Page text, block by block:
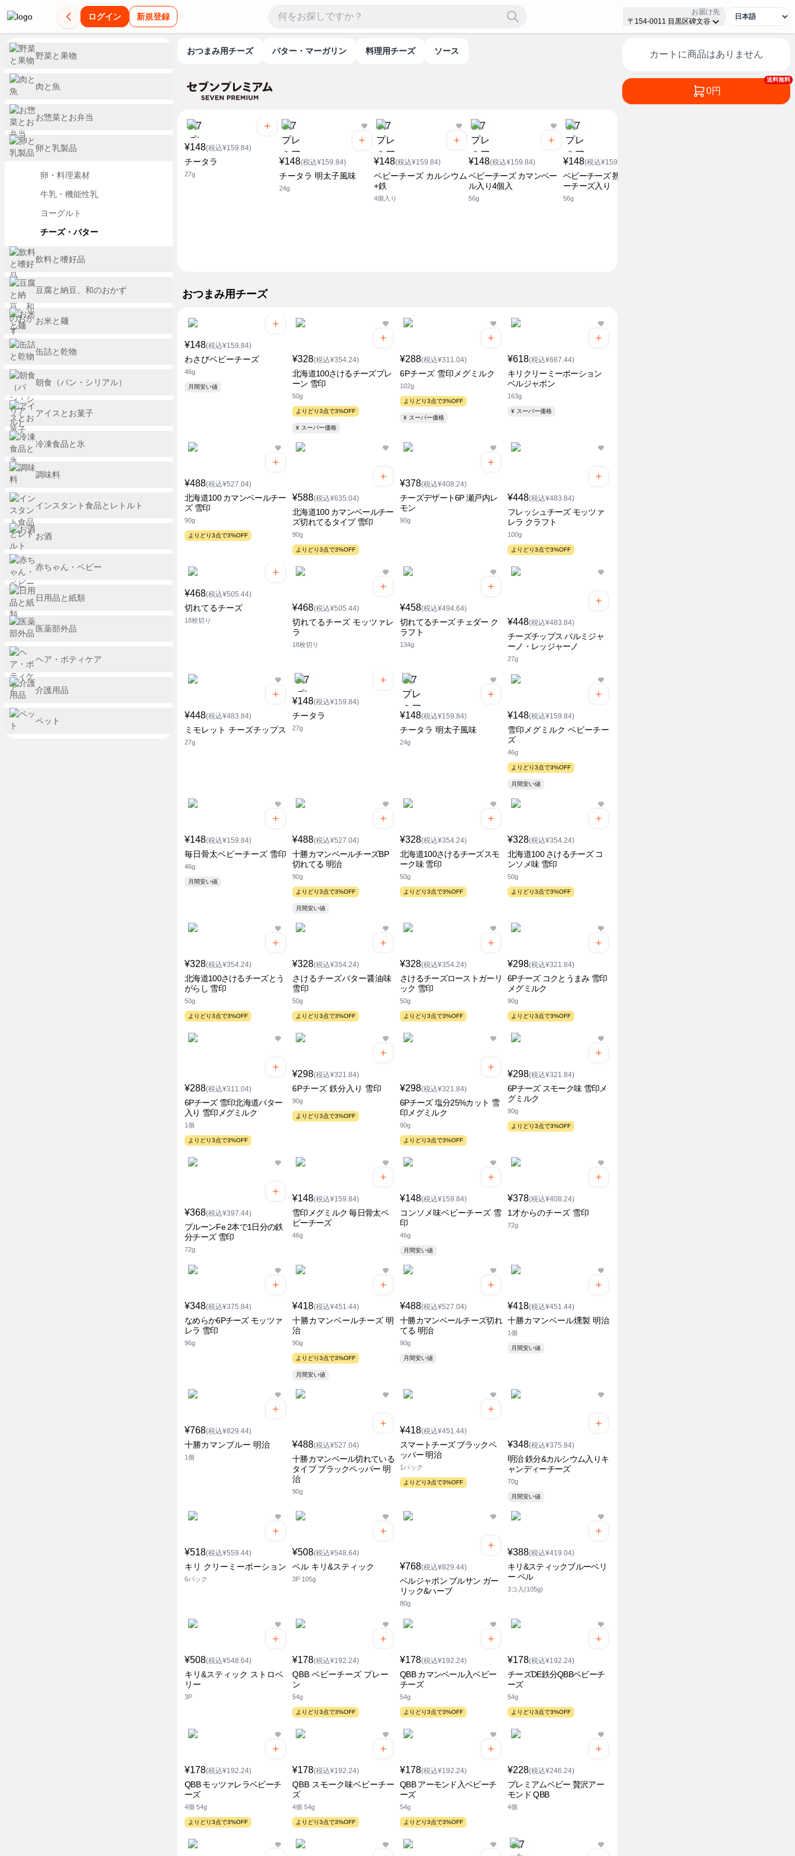
ログイン 新規登録
お届け先
〒154-0011 目黒区碑文谷
おつまみ用チーズ バター・マーガリン 料理用チーズ ソース
¥148(税込¥159.84)
チータラ
27g
¥148(税込¥159.84)
チータラ 明太子風味
24g
¥148(税込¥159.84)
ベビーチーズ カルシウム
+鉄
4個入り
¥148(税込¥159.84)
ベビーチーズ カマンベー
ル入り4個入
56g
¥148(税込¥159.84)
ベビーチーズ 熟成チェダ
ーチーズ入り
56g
おつまみ用チーズ
¥148(税込¥159.84)
わさびベビーチーズ
46g
月間安い値
¥328(税込¥354.24)
北海道100さけるチーズプレ
ーン 雪印
50g
よりどり3点で3%OFF
¥ スーパー価格
¥288(税込¥311.04)
6Pチーズ 雪印メグミルク
102g
よりどり3点で3%OFF
¥ スーパー価格
¥618(税込¥667.44)
キリクリーミーポーション
ベルジャポン
163g
¥ スーパー価格
¥488(税込¥527.04)
北海道100 カマンベールチー
ズ 雪印
90g
よりどり3点で3%OFF
¥588(税込¥635.04)
北海道100 カマンベールチー
ズ切れてるタイプ 雪印
90g
よりどり3点で3%OFF
¥378(税込¥408.24)
チーズデザート6P 瀬戸内レ
モン
90g
¥448(税込¥483.84)
フレッシュチーズ モッツァ
レラ クラフト
100g
よりどり3点で3%OFF
¥468(税込¥505.44)
切れてるチーズ
18枚切り
¥468(税込¥505.44)
切れてるチーズ モッツァレ
ラ
18枚切り
¥458(税込¥494.64)
切れてるチーズ チェダー ク
ラフト
134g
¥448(税込¥483.84)
チーズチップス パルミジャ
ーノ・レッジャーノ
27g
¥448(税込¥483.84)
ミモレット チーズチップス
27g
¥148(税込¥159.84)
チータラ
27g
¥148(税込¥159.84)
チータラ 明太子風味
24g
¥148(税込¥159.84)
雪印メグミルク ベビーチー
ズ
46g
よりどり3点で3%OFF
月間安い値
¥148(税込¥159.84)
毎日骨太ベビーチーズ 雪印
46g
月間安い値
¥488(税込¥527.04)
十勝カマンベールチーズBP
切れてる 明治
90g
よりどり3点で3%OFF
月間安い値
¥328(税込¥354.24)
北海道100さけるチーズスモ
ーク味 雪印
50g
よりどり3点で3%OFF
¥328(税込¥354.24)
北海道100 さけるチーズ コ
ンソメ味 雪印
50g
よりどり3点で3%OFF
¥328(税込¥354.24)
北海道100さけるチーズとう
がらし 雪印
50g
よりどり3点で3%OFF
¥328(税込¥354.24)
さけるチーズバター醤油味
雪印
50g
よりどり3点で3%OFF
¥328(税込¥354.24)
さけるチーズローストガーリ
ック 雪印
50g
よりどり3点で3%OFF
¥298(税込¥321.84)
6Pチーズ コクとうまみ 雪印
メグミルク
90g
よりどり3点で3%OFF
¥288(税込¥311.04)
6Pチーズ 雪印北海道バター
入り 雪印メグミルク
1個
よりどり3点で3%OFF
¥298(税込¥321.84)
6Pチーズ 鉄分入り 雪印
90g
よりどり3点で3%OFF
¥298(税込¥321.84)
6Pチーズ 塩分25%カット 雪
印メグミルク
90g
よりどり3点で3%OFF
¥298(税込¥321.84)
6Pチーズ スモーク味 雪印メ
グミルク
90g
よりどり3点で3%OFF
¥368(税込¥397.44)
プルーンFe 2本で1日分の鉄
分チーズ 雪印
72g
¥148(税込¥159.84)
雪印メグミルク 毎日骨太ベ
ビーチーズ
46g
¥148(税込¥159.84)
コンソメ味ベビーチーズ 雪
印
46g
月間安い値
¥378(税込¥408.24)
1才からのチーズ 雪印
72g
¥348(税込¥375.84)
なめらか6Pチーズ モッツァ
レラ 雪印
96g
¥418(税込¥451.44)
十勝カマンベールチーズ 明
治
90g
よりどり3点で3%OFF
月間安い値
¥488(税込¥527.04)
十勝カマンベールチーズ切れ
てる 明治
90g
月間安い値
¥418(税込¥451.44)
十勝カマンベール燻製 明治
1個
月間安い値
¥768(税込¥829.44)
十勝カマンブルー 明治
1個
¥488(税込¥527.04)
十勝カマンベール切れている
タイプ ブラックペッパー 明
治
90g
¥418(税込¥451.44)
スマートチーズ ブラックペ
ッパー 明治
1パック
よりどり3点で3%OFF
¥348(税込¥375.84)
明治 鉄分&カルシウム入りキ
ャンディーチーズ
70g
月間安い値
¥518(税込¥559.44)
キリ クリーミーポーション
6パック
¥508(税込¥548.64)
ベル キリ&スティック
3P 105g
¥768(税込¥829.44)
ベルジャポン ブルサン ガー
リック&ハーブ
80g
¥388(税込¥419.04)
キリ&スティックブルーベリ
ー ベル
3コ入(105g)
¥508(税込¥548.64)
キリ&スティック ストロベ
リー
3P
¥178(税込¥192.24)
QBB ベビーチーズ プレー
ン
54g
よりどり3点で3%OFF
¥178(税込¥192.24)
QBB カマンベール入ベビー
チーズ
54g
よりどり3点で3%OFF
¥178(税込¥192.24)
チーズDE鉄分QBBベビーチ
ーズ
54g
よりどり3点で3%OFF
¥178(税込¥192.24)
QBB モッツァレラベビーチ
ーズ
4個 54g
よりどり3点で3%OFF
¥178(税込¥192.24)
QBB スモーク味ベビーチー
ズ
4個 54g
よりどり3点で3%OFF
¥178(税込¥192.24)
QBB アーモンド入ベビーチ
ーズ
54g
よりどり3点で3%OFF
¥228(税込¥246.24)
プレミアムベビー 贅沢アー
モンド QBB
4個
カートに商品はありません
送料無料
0円
野菜と果物
肉と魚
お惣菜とお弁当
卵と乳製品
卵・料理素材
牛乳・機能性乳
ヨーグルト
チーズ・バター
飲料と嗜好品
豆腐と納豆、和のおかず
お米と麺
缶詰と乾物
朝食（パン・シリアル）
アイスとお菓子
冷凍食品と氷
調味料
インスタント食品とレトルト
お酒
赤ちゃん・ベビー
日用品と紙類
医薬部外品
ヘア・ボティケア
介護用品
ペット